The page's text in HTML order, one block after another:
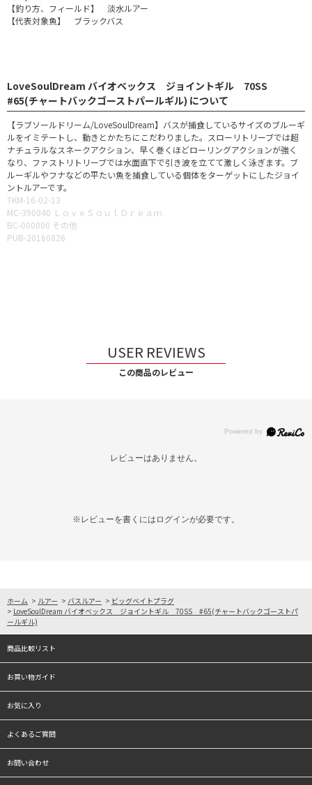
【釣り方、フィールド】 淡水ルアー
【代表対象魚】 ブラックバス
LoveSoulDream バイオベックス ジョイントギル 70SS
#65(チャートバックゴーストパールギル) について
【ラブソールドリーム/LoveSoulDream】バスが捕食しているサイズのブルーギ
ルをイミテートし、動きとかたちにこだわりました。スローリトリーブでは超
ナチュラルなスネークアクション、早く巻くほどローリングアクションが強く
なり、ファストリトリーブでは水面直下で引き波を立てて激しく泳ぎます。ブ
ルーギルやフナなどの平たい魚を捕食している個体をターゲットにしたジョイ
ントルアーです。
TKM-16-02-13
MC-390040 ＬｏｖｅＳｏｕｌＤｒｅａｍ
BC-000000 その他
PUB-20160826
USER REVIEWS
この商品のレビュー
レビューはありません。
※レビューを書くには ログインが必要です。
ホーム > ルアー > バスルアー > ビッグベイトプラグ
> LoveSoulDream バイオベックス ジョイントギル 70SS #65(チャートバックゴーストパ
ールギル)
商品比較リスト
お買い物ガイド
お気に入り
よくあるご質問
お問い合わせ